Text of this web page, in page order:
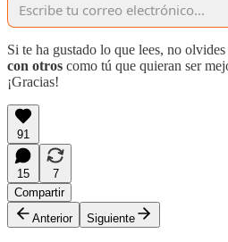
Si te ha gustado lo que lees, no olvides
con otros como tú que quieran ser
¡Gracias!
91
15
7
Compartir
Anterior
Siguiente